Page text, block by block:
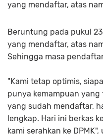
yang mendaftar, atas
Beruntung pada pukul
yang mendaftar, atas
Sehingga masa
"Kami tetap optimis,
punya kemampuan
yang sudah mendaftar,
lengkap. Hari ini berkas
kami serahkan ke DPMK",